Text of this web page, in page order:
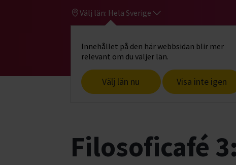
Välj län: Hela Sverige
Innehållet på den här webbsidan blir mer
relevant om du väljer län.
Välj län nu Visa inte igen
Gå till studiefrämjandets startsida
Start Hitta intresse Upptäck, forska &
Filosoficafé